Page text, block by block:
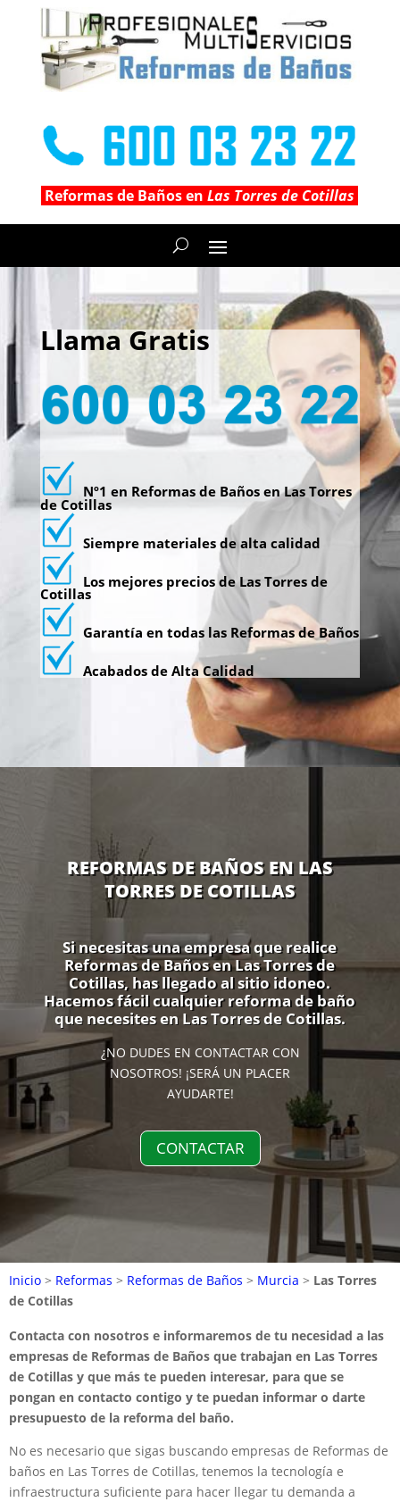
Reformas de Baños enLas Torres de Cotillas
Llama Gratis
Nº1 en Reformas de Baños en Las Torres
de Cotillas
Siempre materiales de alta calidad
Los mejores precios de Las Torres de
Cotillas
Garantía en todas las Reformas de Baños
Acabados de Alta Calidad
REFORMAS DE BAÑOS EN LAS
TORRES DE COTILLAS
Si necesitas una empresa que realice
Reformas de Baños en Las Torres de
Cotillas, has llegado al sitio idoneo.
Hacemos fácil cualquier reforma de baño
que necesites en Las Torres de Cotillas.
¿NO DUDES EN CONTACTAR CON
NOSOTROS! ¡SERÁ UN PLACER
AYUDARTE!
CONTACTAR
Inicio > Reformas > Reformas de Baños > Murcia > Las Torres
de Cotillas
Contacta con nosotros e informaremos de tu necesidad a las
empresas de Reformas de Baños que trabajan en Las Torres
de Cotillas y que más te pueden interesar, para que se
pongan en contacto contigo y te puedan informar o darte
presupuesto de la reforma del baño.
No es necesario que sigas buscando empresas de Reformas de
baños en Las Torres de Cotillas, tenemos la tecnología e
infraestructura suficiente para hacer llegar tu demanda a